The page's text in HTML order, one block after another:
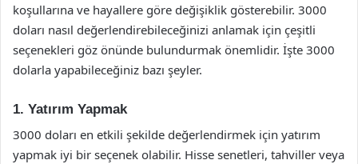
koşullarına ve hayallere göre değişiklik gösterebilir. 3000
doları nasıl değerlendirebileceğinizi anlamak için çeşitli
seçenekleri göz önünde bulundurmak önemlidir. İşte 3000
dolarla yapabileceğiniz bazı şeyler.
1. Yatırım Yapmak
3000 doları en etkili şekilde değerlendirmek için yatırım
yapmak iyi bir seçenek olabilir. Hisse senetleri, tahviller veya